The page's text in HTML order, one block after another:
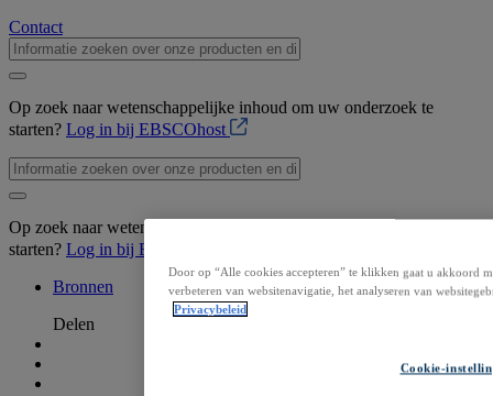
Contact
Op zoek naar wetenschappelijke inhoud om uw onderzoek te
starten? Log in bij EBSCOhost
Op zoek naar wetenschappelijke inhoud om uw onderzoek te
starten? Log in bij EBSCOhost
Bronnen
Delen
Door op “Alle cookies accepteren” te klikken gaat u akkoord
verbeteren van websitenavigatie, het analyseren van
Privacybeleid
Cookie-